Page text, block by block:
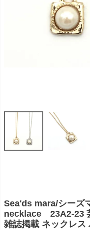
Sea'ds mara/シー
necklace 23A2-23
雑誌掲載 ネックレス